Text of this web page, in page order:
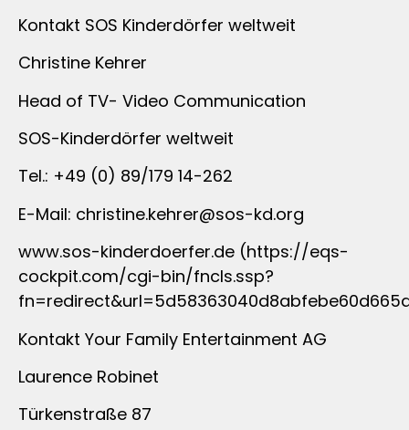
Kontakt SOS Kinderdörfer weltweit
Christine Kehrer
Head of TV- Video Communication
SOS-Kinderdörfer weltweit
Tel.: +49 (0) 89/179 14-262
E-Mail: christine.kehrer@sos-kd.org
www.sos-kinderdoerfer.de (https://eqs-
cockpit.com/cgi-bin/fncls.ssp?
Kontakt Your Family Entertainment AG
Laurence Robinet
Türkenstraße 87